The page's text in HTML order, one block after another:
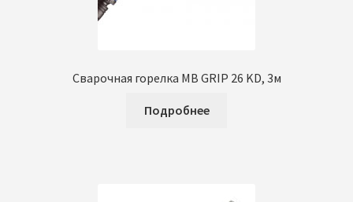
Сварочная горелка MB GRIP 26 KD, 3м
Подробнее